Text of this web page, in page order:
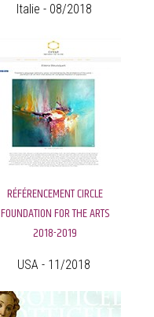
Italie - 08/2018
RÉFÉRENCEMENT CIRCLE
FOUNDATION FOR THE ARTS
2018-2019
USA - 11/2018